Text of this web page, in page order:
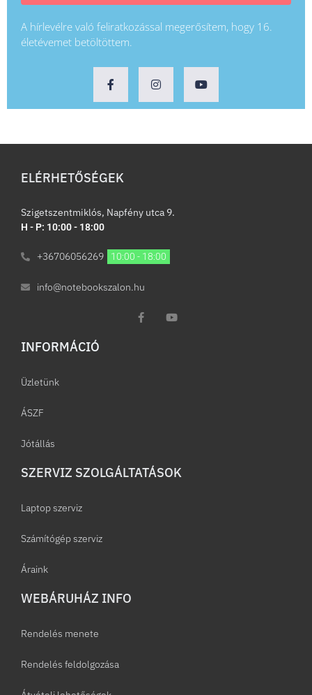
A hírlevélre való feliratkozással megerősítem, hogy 16.
életévemet betöltöttem.
ELÉRHETŐSÉGEK
Szigetszentmiklós, Napfény utca 9.
H - P: 10:00 - 18:00
+36706056269 10:00 - 18:00
info@notebookszalon.hu
INFORMÁCIÓ​
Üzletünk
ÁSZF
Jótállás
SZERVIZ SZOLGÁLTATÁSOK
Laptop szerviz
Számítógép szerviz
Áraink
WEBÁRUHÁZ INFO
Rendelés menete
Rendelés feldolgozása